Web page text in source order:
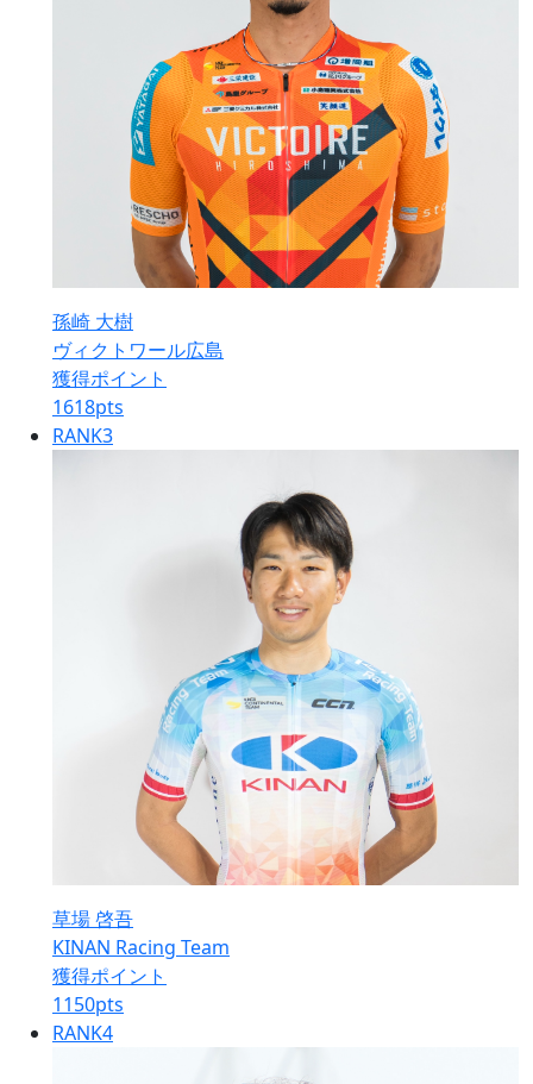
孫崎 大樹
ヴィクトワール広島
獲得ポイント
1618pts
RANK3
草場 啓吾
KINAN Racing Team
獲得ポイント
1150pts
RANK4